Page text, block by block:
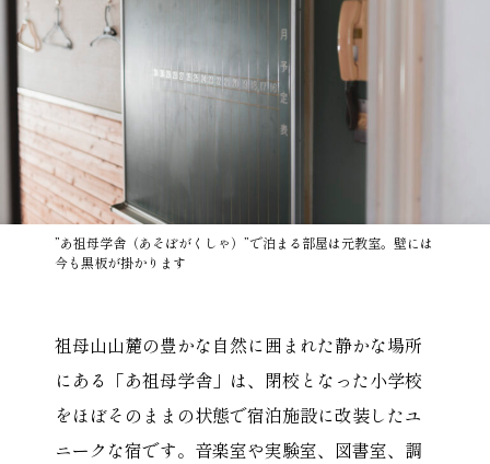
”あ祖母学舎（あそぼがくしゃ）”で泊まる部屋は元教室。壁には
今も黒板が掛かります
祖母山山麓の豊かな自然に囲まれた静かな場所
にある「あ祖母学舎」は、閉校となった小学校
をほぼそのままの状態で宿泊施設に改装したユ
ニークな宿です。音楽室や実験室、図書室、調